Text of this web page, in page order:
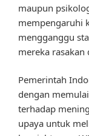
maupun
mempengaruhi
mengganggu
mereka rasakan
Pemerintah
dengan
terhadap
upaya untuk